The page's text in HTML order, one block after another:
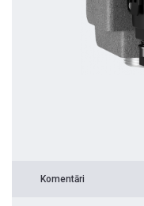
Komentāri